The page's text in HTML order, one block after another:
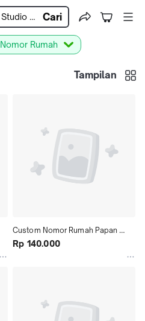
Cari
Nomor Rumah
Tampilan
Custom Nomor Rumah Papan
Alamat Nomer No Minimalist
Rp 140.000